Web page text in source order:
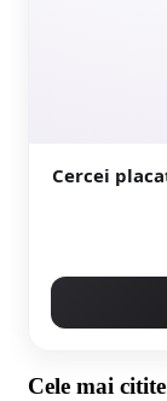
Cercei
Cele mai citite